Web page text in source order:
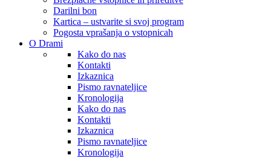
Darilni bon
Kartica – ustvarite si svoj program
Pogosta vprašanja o vstopnicah
O Drami
Kako do nas
Kontakti
Izkaznica
Pismo ravnateljice
Kronologija
Kako do nas
Kontakti
Izkaznica
Pismo ravnateljice
Kronologija